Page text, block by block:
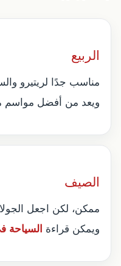
الربيع
مناسب جدًا لريتيرو
ويعد من أفضل مواسم
الصيف
ممكن، لكن اجعل
ويمكن قراءة